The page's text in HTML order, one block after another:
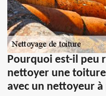
Pourquoi est-il peu
nettoyer une
avec un nettoyeur à